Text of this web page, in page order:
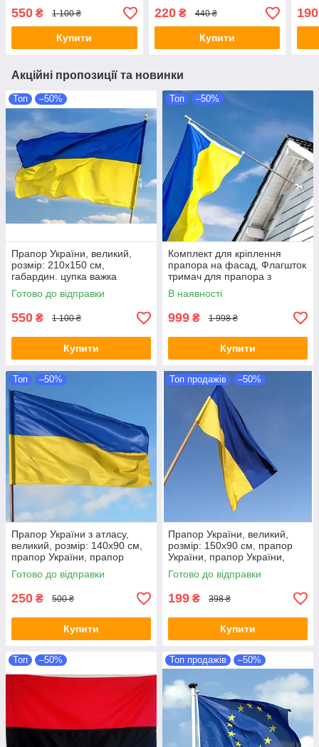
550 ₴ 1 100 ₴
Купити
220₴ 440 ₴
Купити
190
Акційні пропозиції та новинки
Топ –50%
Прапор України, великий,
розмір: 210х150 см,
габардин. цупка важка
тканина
Готово до відправки
550 ₴ 1 100 ₴
Купити
Топ –50%
Комплект для кріплення
прапора на фасад, Флагшток
тримач для прапора з
кріпленням, кронштейн
настінний під прапор,
В наявності
999 ₴ 1 998 ₴
Купити
Топ –50%
Прапор України з атласу,
великий, розмір: 140х90 см,
прапор України, прапор
України, атлас
Готово до відправки
250 ₴ 500 ₴
Купити
Топ продажів –50%
Прапор України, великий,
розмір: 150х90 см, прапор
України, прапор України,
нейлон (поліестер)
Готово до відправки
199 ₴ 398 ₴
Купити
Топ –50% Топ продажів –50%